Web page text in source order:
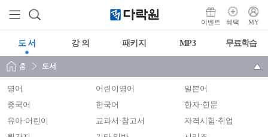
이벤트 혜택 MY
도 서 강 의 패키지 MP3 무료학습
홈 도서
영어 어린이영어
일본어
중국어
한국어
한자·한문
유아·어린이
교과서·참고서
자격시험·취업